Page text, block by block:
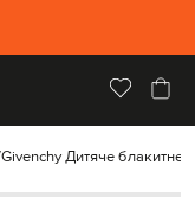
Givenchy Дитяче блакитне